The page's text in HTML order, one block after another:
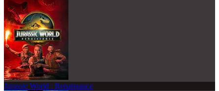
Jurassic World : Renaissance